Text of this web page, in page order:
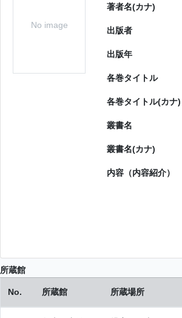
No image
著者名(カナ)
出版者
出版年
各巻タイトル
各巻タイトル(カナ)
叢書名
叢書名(カナ)
内容（内容紹介）
所蔵館
No. 所蔵館 所蔵場所